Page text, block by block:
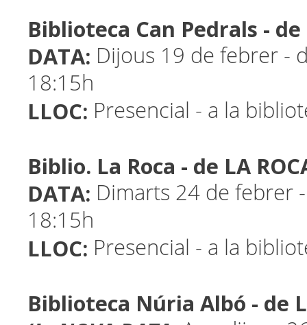
Biblioteca Can Pedrals - de
DATA: Dijous 19 de febrer -
18:15h
LLOC: Presencial - a la
Biblio. La Roca - de LA
DATA: Dimarts 24 de febrer
18:15h
LLOC: Presencial - a la
Biblioteca Núria Albó - de